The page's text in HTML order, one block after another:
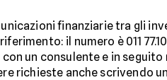
finanziarie tra gli
il numero è 011
un consulente e in
richieste anche scrivendo